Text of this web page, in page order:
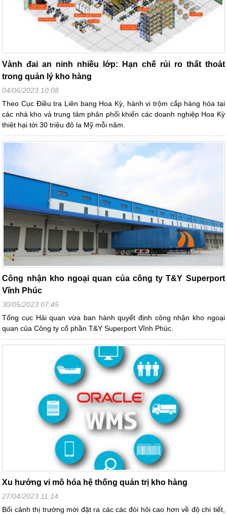
Vành đai an ninh nhiều lớp: Hạn chế rủi ro thất thoát
trong quản lý kho hàng
04/06/2023 10:08
Theo Cục Điều tra Liên bang Hoa Kỳ, hành vi trộm cắp hàng hóa tại
các nhà kho và trung tâm phân phối khiến các doanh nghiệp Hoa Kỳ
thiệt hại tới 30 triệu đô la Mỹ mỗi năm.
Công nhận kho ngoại quan của công ty T&Y Superport
Vĩnh Phúc
30/05/2023 07:45
Tổng cục Hải quan vừa ban hành quyết định công nhận kho ngoại
quan của Công ty cổ phần T&Y Superport Vĩnh Phúc.
Xu hướng vi mô hóa hệ thống quản trị kho hàng
27/04/2023 11:14
Bối cảnh thị trường mới đặt ra các các đòi hỏi cao hơn về độ chi tiết,